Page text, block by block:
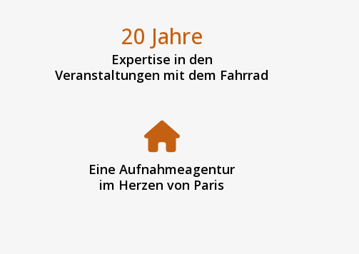
20 Jahre
Expertise in den
Veranstaltungen mit dem Fahrrad
Eine Aufnahmeagentur
im Herzen von Paris